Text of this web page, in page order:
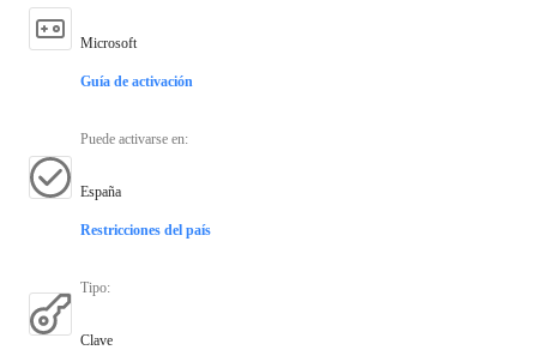
Microsoft
Guía de activación
Puede activarse en:
España
Restricciones del país
Tipo:
Clave